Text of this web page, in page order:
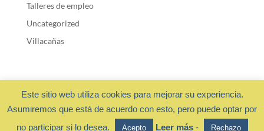
Talleres de empleo
Uncategorized
Villacañas
Fundación Cadisla 2018 ·Privacidad y cookies - Diseño web:
OchoalCuadradoDESIGN
Este sitio web utiliza cookies para mejorar su experiencia.
Asumiremos que está de acuerdo con esto, pero puede optar por
no participar si lo desea.
Acepto Leer más- Rechazo